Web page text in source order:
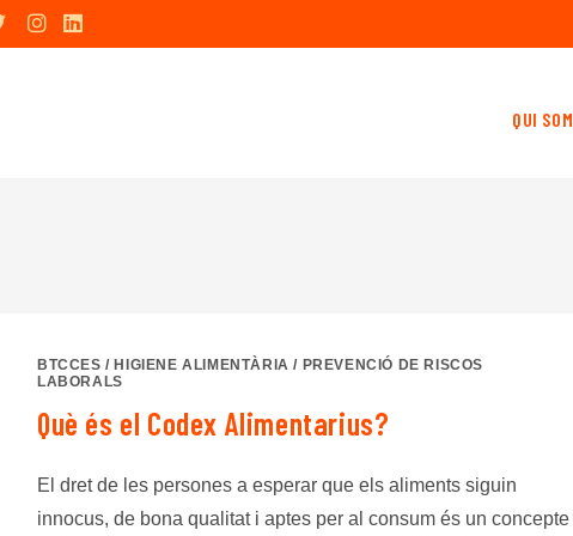
QUI SOM
BTCCES / HIGIENE ALIMENTÀRIA / PREVENCIÓ DE RISCOS
LABORALS
Què és el Codex Alimentarius?
El dret de les persones a esperar que els aliments siguin
innocus, de bona qualitat i aptes per al consum és un concepte